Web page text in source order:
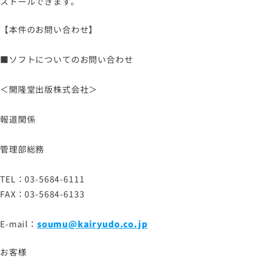
【本件のお問い合わせ】
■ソフトについてのお問い合わせ
＜開隆堂出版株式会社＞
報道関係
管理部総務
TEL：03-5684-6111
FAX：03-5684-6133
E-mail： soumu@kairyudo.co.jp
お客様